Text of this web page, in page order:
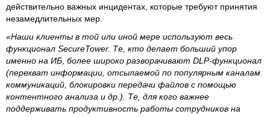
действительно важных инцидентах, которые требуют принятия
незамедлительных мер.
«Наши клиенты в той или иной мере используют весь
функционал SecureTower. Те, кто делает больший упор
именно на ИБ, более широко разворачивают DLP-функционал
(перехват информации, отсылаемой по популярным каналам
коммуникаций, блокировки передачи файлов с помощью
контентного анализа и др.). Те, для кого важнее
поддерживать продуктивность работы сотрудников на